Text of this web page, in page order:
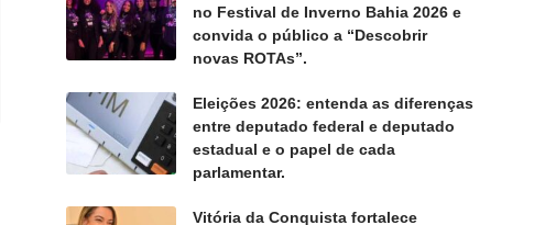
no Festival de Inverno Bahia 2026 e
convida o público a “Descobrir
novas ROTAs”.
Eleições 2026: entenda as diferenças
entre deputado federal e deputado
estadual e o papel de cada
parlamentar.
Vitória da Conquista fortalece